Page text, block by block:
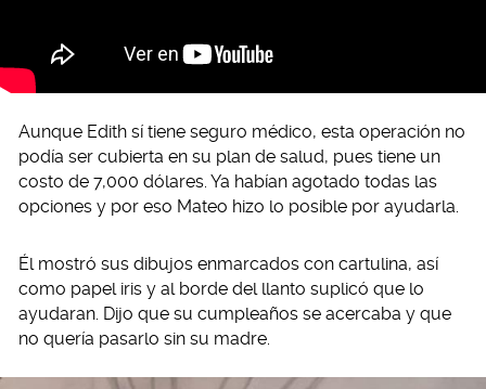
Aunque Edith sí tiene seguro médico, esta operación no
podía ser cubierta en su plan de salud, pues tiene un
costo de 7,000 dólares. Ya habían agotado todas las
opciones y por eso Mateo hizo lo posible por ayudarla.
Él mostró sus dibujos enmarcados con cartulina, así
como papel iris y al borde del llanto suplicó que lo
ayudaran. Dijo que su cumpleaños se acercaba y que
no quería pasarlo sin su madre.